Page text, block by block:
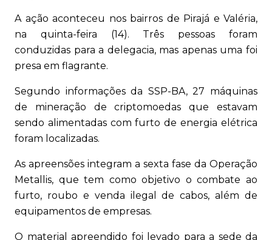
A ação aconteceu nos bairros de Pirajá e Valéria,
na quinta-feira (14). Três pessoas foram
conduzidas para a delegacia, mas apenas uma foi
presa em flagrante.
Segundo informações da SSP-BA, 27 máquinas
de mineração de criptomoedas que estavam
sendo alimentadas com furto de energia elétrica
foram localizadas.
As apreensões integram a sexta fase da Operação
Metallis, que tem como objetivo o combate ao
furto, roubo e venda ilegal de cabos, além de
equipamentos de empresas.
O material apreendido foi levado para a sede da